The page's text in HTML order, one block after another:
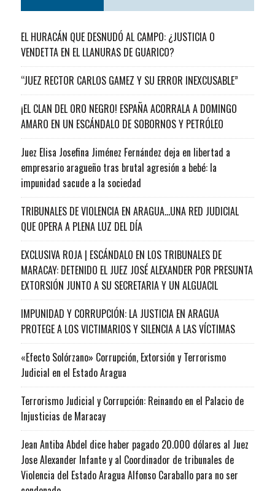
EL HURACÁN QUE DESNUDÓ AL CAMPO: ¿JUSTICIA O
VENDETTA EN EL LLANURAS DE GUARICO?
“JUEZ RECTOR CARLOS GAMEZ Y SU ERROR INEXCUSABLE”
¡EL CLAN DEL ORO NEGRO! ESPAÑA ACORRALA A DOMINGO
AMARO EN UN ESCÁNDALO DE SOBORNOS Y PETRÓLEO
Juez Elisa Josefina Jiménez Fernández deja en libertad a
empresario aragueño tras brutal agresión a bebé: la
impunidad sacude a la sociedad
TRIBUNALES DE VIOLENCIA EN ARAGUA…UNA RED JUDICIAL
QUE OPERA A PLENA LUZ DEL DÍA
EXCLUSIVA ROJA | ESCÁNDALO EN LOS TRIBUNALES DE
MARACAY: DETENIDO EL JUEZ JOSÉ ALEXANDER POR PRESUNTA
EXTORSIÓN JUNTO A SU SECRETARIA Y UN ALGUACIL
IMPUNIDAD Y CORRUPCIÓN: LA JUSTICIA EN ARAGUA
PROTEGE A LOS VICTIMARIOS Y SILENCIA A LAS VÍCTIMAS
«Efecto Solórzano» Corrupción, Extorsión y Terrorismo
Judicial en el Estado Aragua
Terrorismo Judicial y Corrupción: Reinando en el Palacio de
Injusticias de Maracay
Jean Antiba Abdel dice haber pagado 20.000 dólares al Juez
Jose Alexander Infante y al Coordinador de tribunales de
Violencia del Estado Aragua Alfonso Caraballo para no ser